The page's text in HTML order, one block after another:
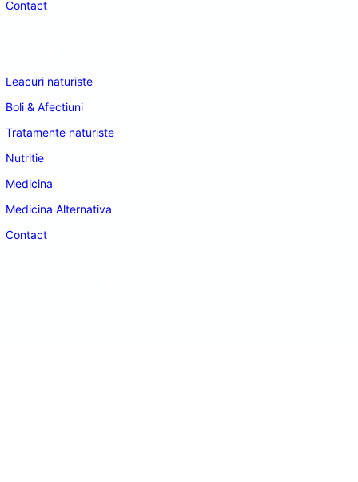
Contact
Leacuri naturiste
Boli & Afectiuni
Tratamente naturiste
Nutritie
Medicina
Medicina Alternativa
Contact